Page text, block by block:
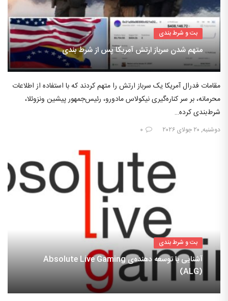
بت و شرط بندی
متهم شدن سرباز ارتش آمریکا پس از شرط بندی
مقامات فدرال آمریکا یک سرباز ارتش را متهم کردند که با استفاده از اطلاعات
محرمانه، بر سر کناره‌گیری نیکولاس مادورو، رئیس‌جمهور پیشین ونزوئلا،
شرط‌بندی کرده…
دوشنبه, ۲۰ جولای ۲۰۲۶ ۰
بت و شرط بندی
آشنایی با توسعه دهنده‌ی Absolute Live Gaming
(ALG)